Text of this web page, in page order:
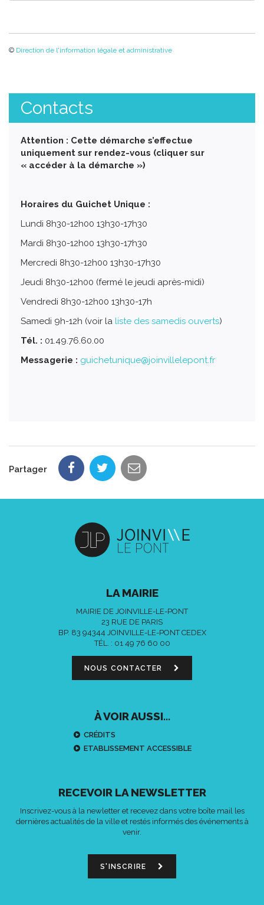
© Direction de l'information légale et administrative
Contacts
Attention : Cette démarche s’effectue
uniquement sur rendez-vous (cliquer sur
« accéder à la démarche »)
Horaires du Guichet Unique :
Lundi 8h30-12h00 13h30-17h30
Mardi 8h30-12h00 13h30-17h30
Mercredi 8h30-12h00 13h30-17h30
Jeudi 8h30-12h00 (fermé le jeudi après-midi)
Vendredi 8h30-12h00 13h30-17h
Samedi 9h-12h (voir la liste des samedis ouverts)
Tél. : 01.49.76.60.00
Messagerie : guichetunique@joinvillelepont.fr
Partager
LA MAIRIE
MAIRIE DE JOINVILLE-LE-PONT
23 RUE DE PARIS
BP. 83 94344 JOINVILLE-LE-PONT CEDEX
TÉL. : 01 49 76 60 00
NOUS CONTACTER
À VOIR AUSSI...
CRÉDITS
ETABLISSEMENT ACCESSIBLE
RECEVOIR LA NEWSLETTER
Inscrivez-vous à la newletter et recevez dans votre boîte mail les
dernières actualités de la ville et restés informés des événements à
venir.
S'INSCRIRE